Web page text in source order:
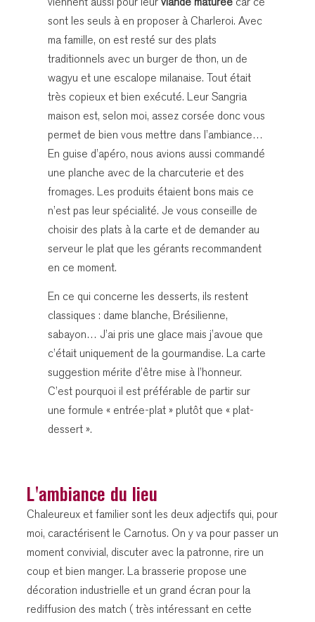
viennent aussi pour leur viande maturée car ce
sont les seuls à en proposer à Charleroi. Avec
ma famille, on est resté sur des plats
traditionnels avec un burger de thon, un de
wagyu et une escalope milanaise. Tout était
très copieux et bien exécuté. Leur Sangria
maison est, selon moi, assez corsée donc vous
permet de bien vous mettre dans l’ambiance…
En guise d’apéro, nous avions aussi commandé
une planche avec de la charcuterie et des
fromages. Les produits étaient bons mais ce
n’est pas leur spécialité. Je vous conseille de
choisir des plats à la carte et de demander au
serveur le plat que les gérants recommandent
en ce moment.
En ce qui concerne les desserts, ils restent
classiques : dame blanche, Brésilienne,
sabayon… J’ai pris une glace mais j’avoue que
c’était uniquement de la gourmandise. La carte
suggestion mérite d’être mise à l’honneur.
C’est pourquoi il est préférable de partir sur
une formule « entrée-plat » plutôt que « plat-
dessert ».
L'ambiance du lieu
Chaleureux et familier sont les deux adjectifs qui, pour
moi, caractérisent le Carnotus. On y va pour passer un
moment convivial, discuter avec la patronne, rire un
coup et bien manger. La brasserie propose une
décoration industrielle et un grand écran pour la
rediffusion des match ( très intéressant en cette